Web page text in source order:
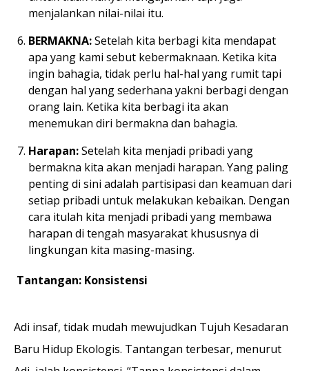
menjalankan nilai-nilai itu.
BERMAKNA:Setelah kita berbagi kita mendapat
apa yang kami sebut kebermaknaan. Ketika kita
ingin bahagia, tidak perlu hal-hal yang rumit tapi
dengan hal yang sederhana yakni berbagi dengan
orang lain. Ketika kita berbagi ita akan
menemukan diri bermakna dan bahagia.
Harapan:Setelah kita menjadi pribadi yang
bermakna kita akan menjadi harapan. Yang paling
penting di sini adalah partisipasi dan keamuan dari
setiap pribadi untuk melakukan kebaikan. Dengan
cara itulah kita menjadi pribadi yang membawa
harapan di tengah masyarakat khususnya di
lingkungan kita masing-masing.
Tantangan: Konsistensi
Adi insaf, tidak mudah mewujudkan Tujuh Kesadaran
Baru Hidup Ekologis. Tantangan terbesar, menurut